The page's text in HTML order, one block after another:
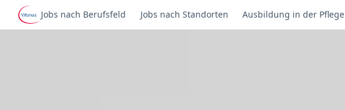
Jobs nach Berufsfeld Jobs nach Standorten Ausbildung in der Pflege